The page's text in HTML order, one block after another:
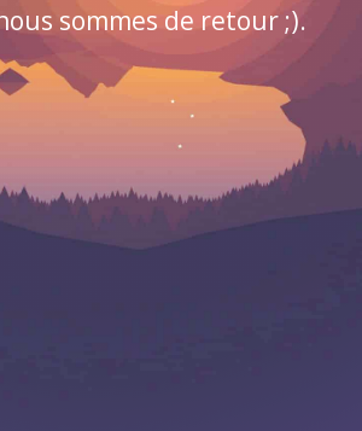
sommes de retour ;).